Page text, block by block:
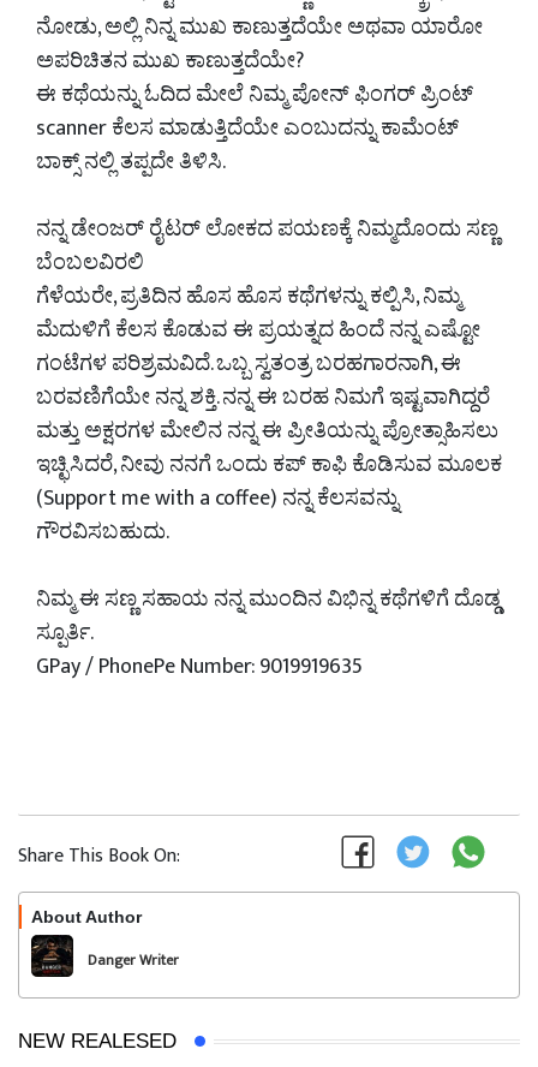
ನೋಡು, ಅಲ್ಲಿ ನಿನ್ನ ಮುಖ ಕಾಣುತ್ತದೆಯೇ ಅಥವಾ ಯಾರೋ
ಅಪರಿಚಿತನ ಮುಖ ಕಾಣುತ್ತದೆಯೇ?
ಈ ಕಥೆಯನ್ನು ಓದಿದ ಮೇಲೆ ನಿಮ್ಮ ಪೋನ್ ಫಿಂಗರ್ ಪ್ರಿಂಟ್
scanner ಕೆಲಸ ಮಾಡುತ್ತಿದೆಯೇ ಎಂಬುದನ್ನು ಕಾಮೆಂಟ್
ಬಾಕ್ಸ್ ನಲ್ಲಿ ತಪ್ಪದೇ ತಿಳಿಸಿ.
ನನ್ನ ಡೇಂಜರ್ ರೈಟರ್ ಲೋಕದ ಪಯಣಕ್ಕೆ ನಿಮ್ಮದೊಂದು ಸಣ್ಣ
ಬೆಂಬಲವಿರಲಿ
ಗೆಳೆಯರೇ, ಪ್ರತಿದಿನ ಹೊಸ ಹೊಸ ಕಥೆಗಳನ್ನು ಕಲ್ಪಿಸಿ, ನಿಮ್ಮ
ಮೆದುಳಿಗೆ ಕೆಲಸ ಕೊಡುವ ಈ ಪ್ರಯತ್ನದ ಹಿಂದೆ ನನ್ನ ಎಷ್ಟೋ
ಗಂಟೆಗಳ ಪರಿಶ್ರಮವಿದೆ. ಒಬ್ಬ ಸ್ವತಂತ್ರ ಬರಹಗಾರನಾಗಿ, ಈ
ಬರವಣಿಗೆಯೇ ನನ್ನ ಶಕ್ತಿ. ನನ್ನ ಈ ಬರಹ ನಿಮಗೆ ಇಷ್ಟವಾಗಿದ್ದರೆ
ಮತ್ತು ಅಕ್ಷರಗಳ ಮೇಲಿನ ನನ್ನ ಈ ಪ್ರೀತಿಯನ್ನು ಪ್ರೋತ್ಸಾಹಿಸಲು
ಇಚ್ಛಿಸಿದರೆ, ನೀವು ನನಗೆ ಒಂದು ಕಪ್ ಕಾಫಿ ಕೊಡಿಸುವ ಮೂಲಕ
(Support me with a coffee) ನನ್ನ ಕೆಲಸವನ್ನು
ಗೌರವಿಸಬಹುದು.
ನಿಮ್ಮ ಈ ಸಣ್ಣ ಸಹಾಯ ನನ್ನ ಮುಂದಿನ ವಿಭಿನ್ನ ಕಥೆಗಳಿಗೆ ದೊಡ್ಡ
ಸ್ಪೂರ್ತಿ.
GPay / PhonePe Number: 9019919635
Share This Book On:
About Author
Danger Writer
NEW REALESED